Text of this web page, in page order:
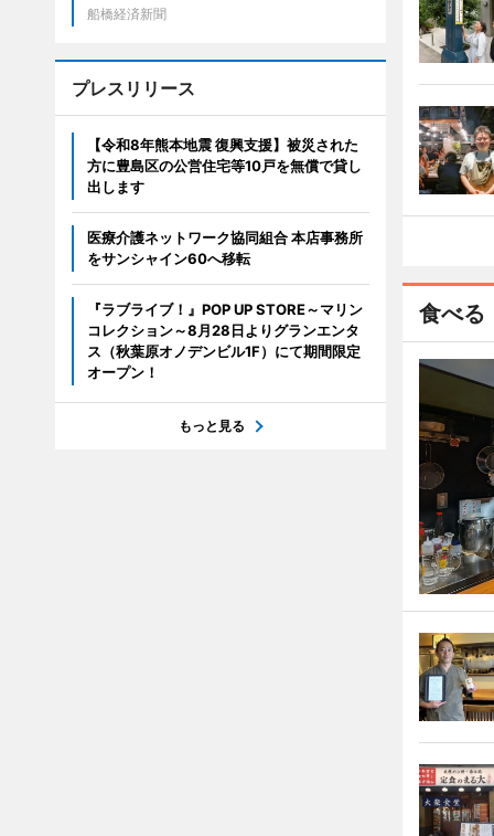
食べる
船橋経済新聞
プレスリリース
【令和8年熊本地震 復興支援】被災された
方に豊島区の公営住宅等10戸を無償で貸し
出します
医療介護ネットワーク協同組合 本店事務所
をサンシャイン60へ移転
『ラブライブ！』POP UP STORE～マリン
コレクション～8月28日よりグランエンタ
ス（秋葉原オノデンビル1F）にて期間限定
オープン！
もっと見る